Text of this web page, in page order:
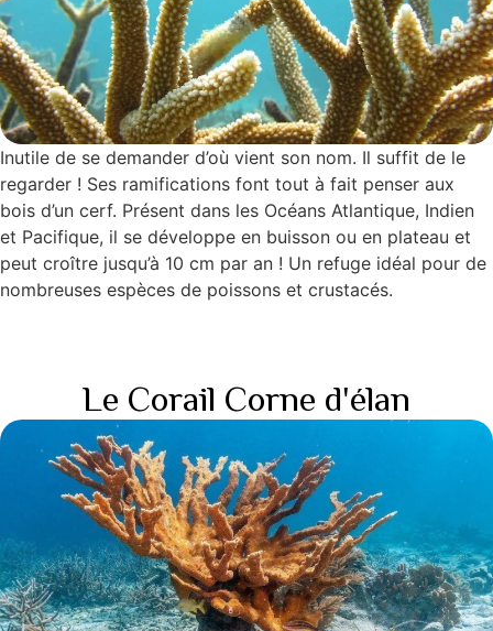
Inutile de se demander d’où vient son nom. Il suffit de le
regarder ! Ses ramifications font tout à fait penser aux
bois d’un cerf. Présent dans les Océans Atlantique, Indien
et Pacifique, il se développe en buisson ou en plateau et
peut croître jusqu’à 10 cm par an ! Un refuge idéal pour de
nombreuses espèces de poissons et crustacés.
Le Corail Corne d'élan